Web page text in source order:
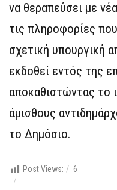
να θεραπεύσει με
τις πληροφορίες
σχετική υπουργική
εκδοθεί εντός της
αποκαθιστώντας το
άμισθους
το Δημόσιο.
Post Views: 6